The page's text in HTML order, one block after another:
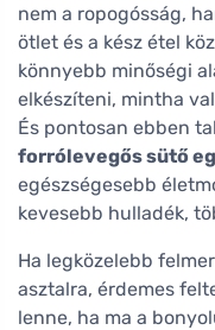
nem a ropogósság,
ötlet és a kész étel
könnyebb minőségi
elkészíteni, mintha
És pontosan ebben
forrólevegős sütő
egészségesebb
kevesebb hulladék,
Ha legközelebb
asztalra, érdemes
lenne, ha ma a